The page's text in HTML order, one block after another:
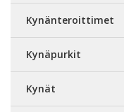
Kynänteroittimet
Kynäpurkit
Kynät